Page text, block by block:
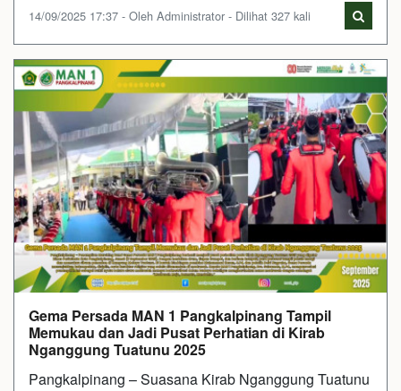
14/09/2025 17:37 - Oleh Administrator - Dilihat 327 kali
Gema Persada MAN 1 Pangkalpinang Tampil
Memukau dan Jadi Pusat Perhatian di Kirab
Nganggung Tuatunu 2025
Pangkalpinang – Suasana Kirab Nganggung Tuatunu